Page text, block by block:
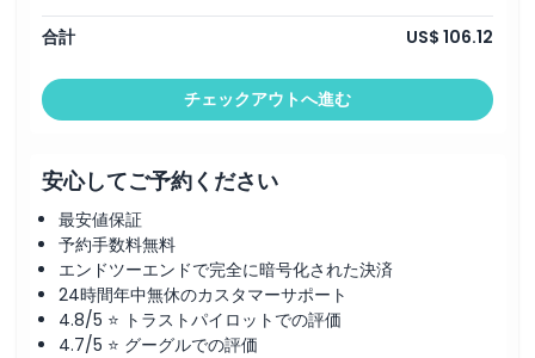
トリピティ渓谷 (11:45 – 12:30)
劇的な渓谷へオフロードで入り、険しい小道を下り、野生のハ
トリピティビーチ (12:30 – 13:30)
人里離れた小石の海岸でくつろぎ、透き通った海で泳ぎ、写真
撮影やビーチでの自由時間をお楽しみください。
地元のワインと水が付いた、ボリュームあるクレタ料理を魅力
的な海辺の雰囲気の中でお楽しみください。
アギア・ヴァルヴァラでのコーヒーストップ (15:00 – 15:30)
足を伸ばして、アギア・ヴァルヴァラ村でオプションのコーヒ
ーブレイクをお楽しみください。
復路シャトル (16:30 – 17:30)
元のピックアップ地点まで送迎されます。到着は16:30〜17:30
の間ですので、車内でおくつろぎください。
合計 US$ 106.12
チェックアウトへ進む
安心してご予約ください
最安値保証
予約手数料無料
エンドツーエンドで完全に暗号化された決済
24時間年中無休のカスタマーサポート
4.8/5 ⭐ トラストパイロットでの評価
4.7/5 ⭐ グーグルでの評価